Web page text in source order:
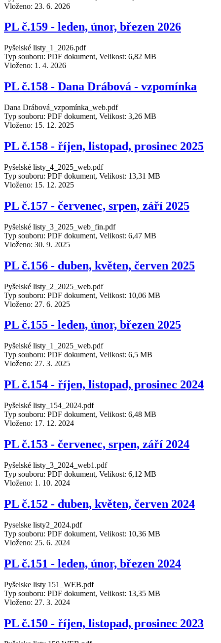
Vloženo: 23. 6. 2026
PL č.159 - leden, únor, březen 2026
Pyšelské listy_1_2026.pdf
Typ souboru: PDF dokument, Velikost: 6,82 MB
Vloženo: 1. 4. 2026
PL č.158 - Dana Drábová - vzpomínka
Dana Drábová_vzpomínka_web.pdf
Typ souboru: PDF dokument, Velikost: 3,26 MB
Vloženo: 15. 12. 2025
PL č.158 - říjen, listopad, prosinec 2025
Pyšelské listy_4_2025_web.pdf
Typ souboru: PDF dokument, Velikost: 13,31 MB
Vloženo: 15. 12. 2025
PL č.157 - červenec, srpen, září 2025
Pyšelské listy_3_2025_web_fin.pdf
Typ souboru: PDF dokument, Velikost: 6,47 MB
Vloženo: 30. 9. 2025
PL č.156 - duben, květen, červen 2025
Pyšelské listy_2_2025_web.pdf
Typ souboru: PDF dokument, Velikost: 10,06 MB
Vloženo: 27. 6. 2025
PL č.155 - leden, únor, březen 2025
Pyšelské listy_1_2025_web.pdf
Typ souboru: PDF dokument, Velikost: 6,5 MB
Vloženo: 27. 3. 2025
PL č.154 - říjen, listopad, prosinec 2024
Pyšelské listy_154_2024.pdf
Typ souboru: PDF dokument, Velikost: 6,48 MB
Vloženo: 17. 12. 2024
PL č.153 - červenec, srpen, září 2024
Pyšelské listy_3_2024_web1.pdf
Typ souboru: PDF dokument, Velikost: 6,12 MB
Vloženo: 1. 10. 2024
PL č.152 - duben, květen, červen 2024
Pyselske listy2_2024.pdf
Typ souboru: PDF dokument, Velikost: 10,36 MB
Vloženo: 25. 6. 2024
PL č.151 - leden, únor, březen 2024
Pyšelske listy 151_WEB.pdf
Typ souboru: PDF dokument, Velikost: 13,35 MB
Vloženo: 27. 3. 2024
PL č.150 - říjen, listopad, prosinec 2023